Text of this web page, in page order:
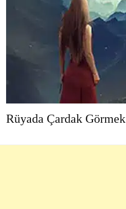
Rüyada Çardak Görmek